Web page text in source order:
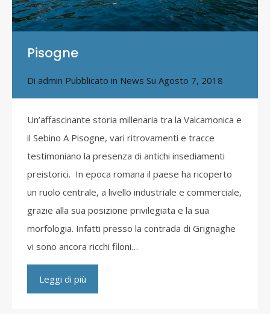
Pisogne
Di admin Pubblicato in News Su Agosto 7, 2018
Un’affascinante storia millenaria tra la Valcamonica e
il Sebino A Pisogne, vari ritrovamenti e tracce
testimoniano la presenza di antichi insediamenti
preistorici. In epoca romana il paese ha ricoperto
un ruolo centrale, a livello industriale e commerciale,
grazie alla sua posizione privilegiata e la sua
morfologia. Infatti presso la contrada di Grignaghe
vi sono ancora ricchi filoni…
Leggi di più